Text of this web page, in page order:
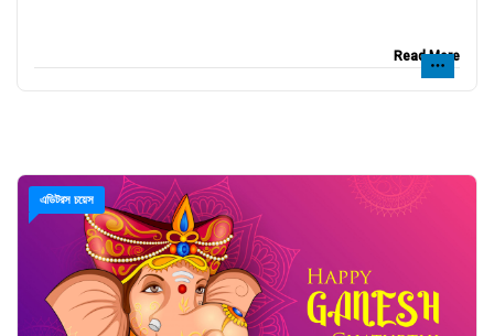
Read More
এডিটরস চয়েস